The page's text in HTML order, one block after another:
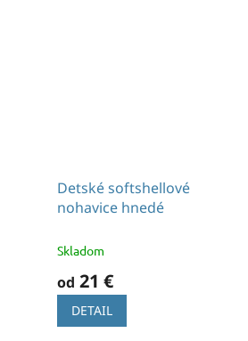
Detské softshellové
nohavice hnedé
Skladom
od 21 €
DETAIL